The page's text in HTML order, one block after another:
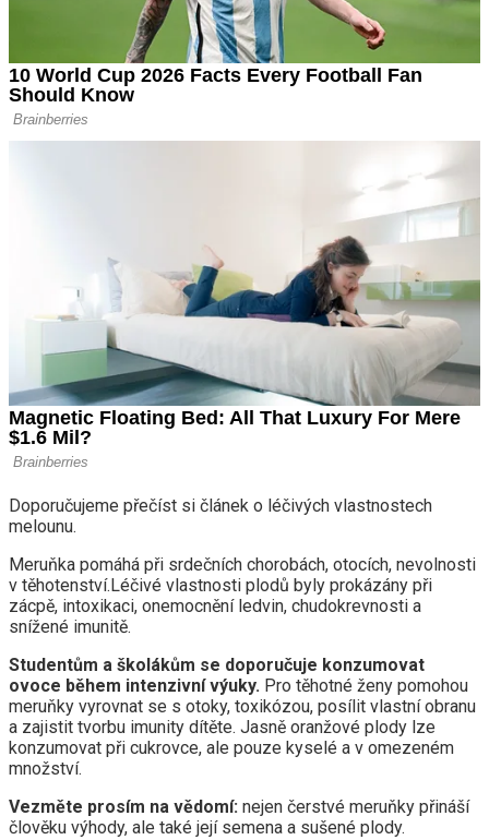
Doporučujeme přečíst si článek o léčivých vlastnostech
melounu.
Meruňka pomáhá při srdečních chorobách, otocích, nevolnosti
v těhotenství.Léčivé vlastnosti plodů byly prokázány při
zácpě, intoxikaci, onemocnění ledvin, chudokrevnosti a
snížené imunitě.
Studentům a školákům se doporučuje konzumovat
ovoce během intenzivní výuky. Pro těhotné ženy pomohou
meruňky vyrovnat se s otoky, toxikózou, posílit vlastní obranu
a zajistit tvorbu imunity dítěte. Jasně oranžové plody lze
konzumovat při cukrovce, ale pouze kyselé a v omezeném
množství.
Vezměte prosím na vědomí: nejen čerstvé meruňky přináší
člověku výhody, ale také její semena a sušené plody.